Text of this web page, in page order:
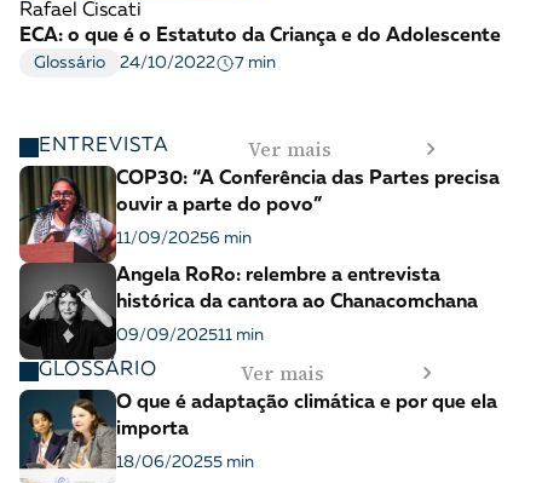
Rafael Ciscati
ECA: o que é o Estatuto da Criança e do Adolescente
Glossário 24/10/2022 7 min
ENTREVISTA Ver mais
COP30: “A Conferência das Partes precisa
ouvir a parte do povo”
11/09/20256 min
Angela RoRo: relembre a entrevista
histórica da cantora ao Chanacomchana
09/09/202511 min
GLOSSÁRIO Ver mais
O que é adaptação climática e por que ela
importa
18/06/20255 min